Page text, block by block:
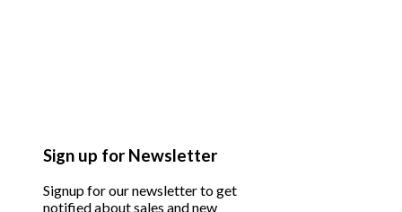
Sign up for Newsletter
Signup for our newsletter to get
notified about sales and new